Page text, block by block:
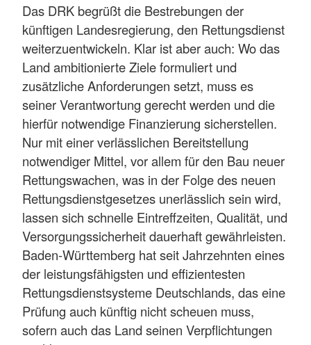
Das DRK begrüßt die Bestrebungen der
künftigen Landesregierung, den Rettungsdienst
weiterzuentwickeln. Klar ist aber auch: Wo das
Land ambitionierte Ziele formuliert und
zusätzliche Anforderungen setzt, muss es
seiner Verantwortung gerecht werden und die
hierfür notwendige Finanzierung sicherstellen.
Nur mit einer verlässlichen Bereitstellung
notwendiger Mittel, vor allem für den Bau neuer
Rettungswachen, was in der Folge des neuen
Rettungsdienstgesetzes unerlässlich sein wird,
lassen sich schnelle Eintreffzeiten, Qualität, und
Versorgungssicherheit dauerhaft gewährleisten.
Baden-Württemberg hat seit Jahrzehnten eines
der leistungsfähigsten und effizientesten
Rettungsdienstsysteme Deutschlands, das eine
Prüfung auch künftig nicht scheuen muss,
sofern auch das Land seinen Verpflichtungen